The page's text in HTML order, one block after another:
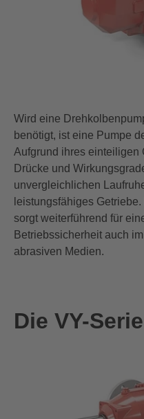
Wird eine
benötigt, ist eine Pumpe
Aufgrund ihres einteiligen
Drücke und
unvergleichlichen
leistungsfähiges Getriebe.
sorgt weiterführend für
Betriebssicherheit auch
abrasiven Medien.
Die VY-Serie